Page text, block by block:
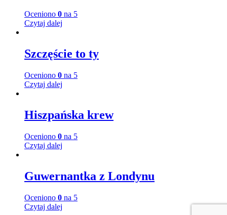
Oceniono 0 na 5
Czytaj dalej
Szczęście to ty
Oceniono 0 na 5
Czytaj dalej
Hiszpańska krew
Oceniono 0 na 5
Czytaj dalej
Guwernantka z Londynu
Oceniono 0 na 5
Czytaj dalej